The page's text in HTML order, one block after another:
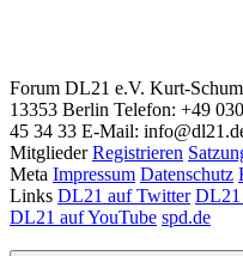
Forum DL21 e.V. Kurt-
13353 Berlin Telefon: +49
45 34 33 E-Mail:
Mitglieder Registrieren
Meta Impressum Datenschutz
Links DL21 auf Twitter DL21
DL21 auf YouTube spd.de